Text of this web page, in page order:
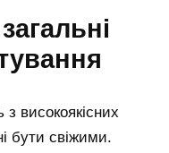
високоякісних
бути свіжими.